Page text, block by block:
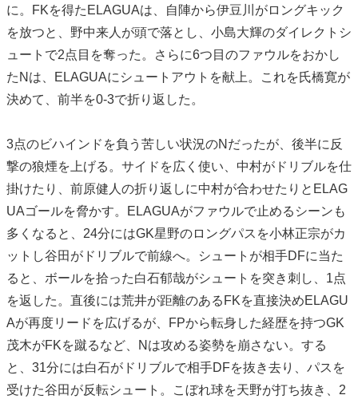
に。FKを得たELAGUAは、自陣から伊豆川がロングキック
を放つと、野中来人が頭で落とし、小島大輝のダイレクトシ
ュートで2点目を奪った。さらに6つ目のファウルをおかし
たNは、ELAGUAにシュートアウトを献上。これを氏橋寛が
決めて、前半を0-3で折り返した。
3点のビハインドを負う苦しい状況のNだったが、後半に反
撃の狼煙を上げる。サイドを広く使い、中村がドリブルを仕
掛けたり、前原健人の折り返しに中村が合わせたりとELAG
UAゴールを脅かす。ELAGUAがファウルで止めるシーンも
多くなると、24分にはGK星野のロングパスを小林正宗がカ
ットし谷田がドリブルで前線へ。シュートが相手DFに当た
ると、ボールを拾った白石郁哉がシュートを突き刺し、1点
を返した。直後には荒井が距離のあるFKを直接決めELAGU
Aが再度リードを広げるが、FPから転身した経歴を持つGK
茂木がFKを蹴るなど、Nは攻める姿勢を崩さない。する
と、31分には白石がドリブルで相手DFを抜き去り、パスを
受けた谷田が反転シュート。こぼれ球を天野が打ち抜き、2